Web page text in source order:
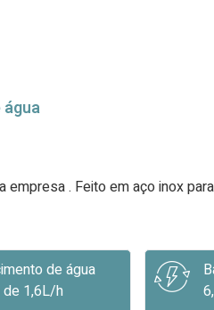
empresa . Feito em aço inox
de água
1,6L/h